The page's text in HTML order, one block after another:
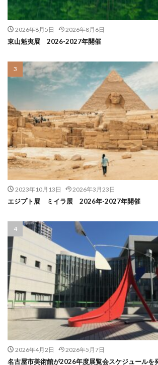
2026年8月5日 2026年8月6日
東山魁夷展 2026-2027年開催
2023年10月13日 2026年3月23日
エジプト展 ミイラ展 2026年-2027年開催
2026年4月2日 2026年5月7日
名古屋市美術館が2026年度展覧会スケジュールを